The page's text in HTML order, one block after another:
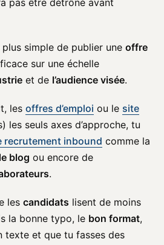
pas être détrôné avant
simple de publier une offre
sur une échelle
et de l’audience visée.
les offres d’emploi ou le site
les seuls axes d’approche, tu
recrutement inbound comme la
blog ou encore de
.
les candidats lisent de moins
la bonne typo, le bon format,
texte et que tu fasses des